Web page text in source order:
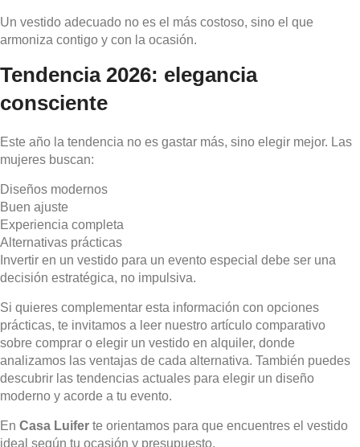
Un vestido adecuado no es el más costoso, sino el que
armoniza contigo y con la ocasión.
Tendencia 2026: elegancia
consciente
Este año la tendencia no es gastar más, sino elegir mejor. Las
mujeres buscan:
Diseños modernos
Buen ajuste
Experiencia completa
Alternativas prácticas
Invertir en un vestido para un evento especial debe ser una
decisión estratégica, no impulsiva.
Si quieres complementar esta información con opciones
prácticas, te invitamos a leer nuestro artículo comparativo
sobre comprar o elegir un vestido en alquiler, donde
analizamos las ventajas de cada alternativa. También puedes
descubrir las tendencias actuales para elegir un diseño
moderno y acorde a tu evento.
En Casa Luifer te orientamos para que encuentres el vestido
ideal según tu ocasión y presupuesto.